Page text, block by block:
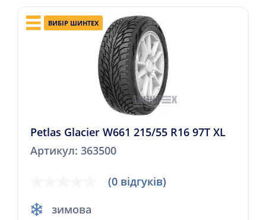
ВИБІР ШИНТЕХ
Petlas Glacier W661 215/55 R16 97T XL
Артикул: 363500
(0 відгуків)
зимова